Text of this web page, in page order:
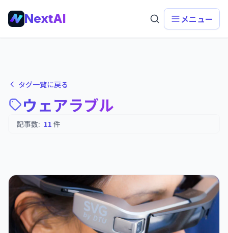
NextAI メニュー
タグ一覧に戻る
ウェアラブル
記事数: 11 件